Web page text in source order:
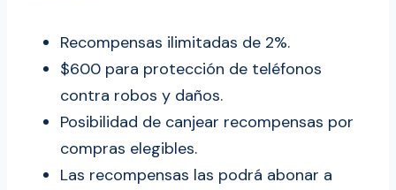
Recompensas ilimitadas de 2%.
$600 para protección de teléfonos
contra robos y daños.
Posibilidad de canjear recompensas por
compras elegibles.
Las recompensas las podrá abonar a